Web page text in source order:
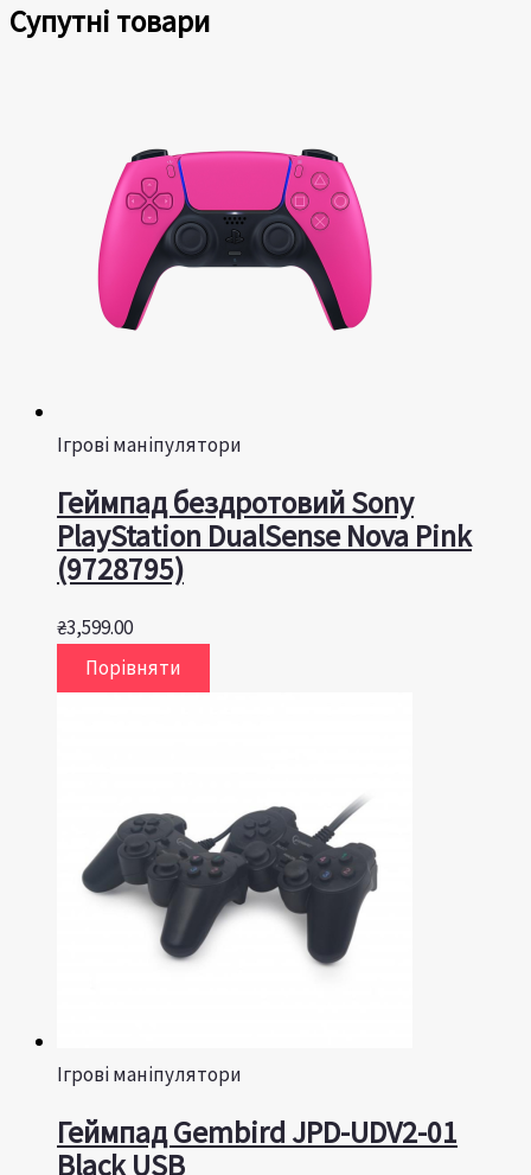
Супутні товари
Ігрові маніпулятори
Геймпад бездротовий Sony
PlayStation DualSense Nova Pink
(9728795)
₴3,599.00
Порівняти
Ігрові маніпулятори
Геймпад Gembird JPD-UDV2-01
Black USB